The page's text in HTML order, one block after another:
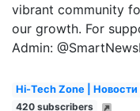
vibrant community
our growth. For
Admin:
Hi-Tech Zone |
420 subscribers